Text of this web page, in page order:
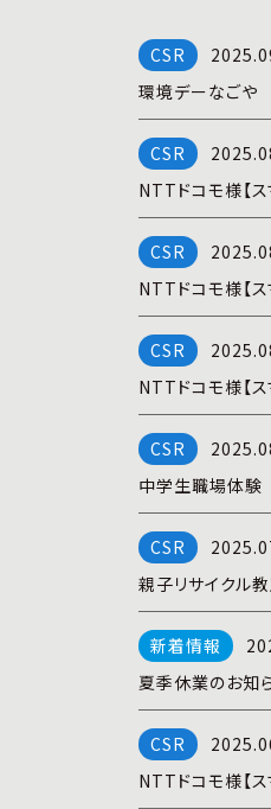
環境デーなごや
NTTドコモ様【
NTTドコモ様【
NTTドコモ様【
中学生職場体験
親子リサイクル
夏季休業のお知
NTTドコモ様【